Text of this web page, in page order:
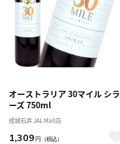
オーストラリア 30マイル シラ
ーズ 750ml
成城石井 JAL Mall店
1,309 円 （税込）